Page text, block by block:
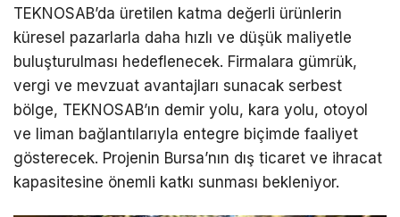
TEKNOSAB’da üretilen katma değerli ürünlerin
küresel pazarlarla daha hızlı ve düşük maliyetle
buluşturulması hedeflenecek. Firmalara gümrük,
vergi ve mevzuat avantajları sunacak serbest
bölge, TEKNOSAB’ın demir yolu, kara yolu, otoyol
ve liman bağlantılarıyla entegre biçimde faaliyet
gösterecek. Projenin Bursa’nın dış ticaret ve ihracat
kapasitesine önemli katkı sunması bekleniyor.